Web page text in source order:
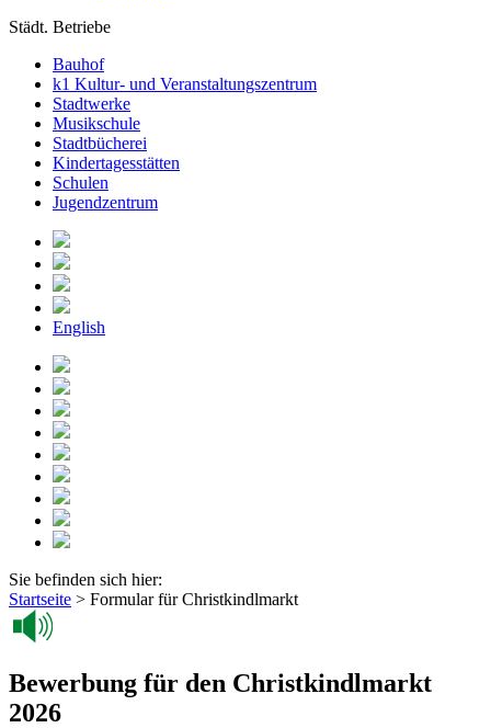
Städt. Betriebe
Bauhof
k1 Kultur- und Veranstaltungszentrum
Stadtwerke
Musikschule
Stadtbücherei
Kindertagesstätten
Schulen
Jugendzentrum
English
Sie befinden sich hier:
Startseite > Formular für Christkindlmarkt
Bewerbung für den Christkindlmarkt
2026